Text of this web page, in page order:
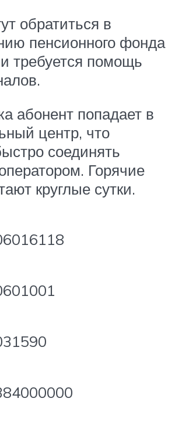
обратиться в
пенсионного фонда
требуется помощь
абонент попадает в
центр, что
соединять
Горячие
круглые сутки.